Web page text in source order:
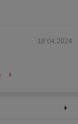
18.04.2024